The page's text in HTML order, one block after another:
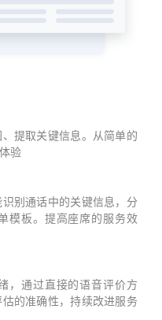
提取关键信息。从简单的
验
别通话中的关键信息，分
模板。提高座席的服务效
，通过直接的语音评价方
的准确性，持续改进服务